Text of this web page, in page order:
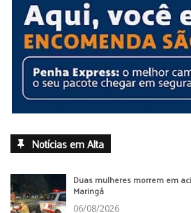
Notícias em Alta
Duas mulheres morrem em
Maringá
06/08/2026